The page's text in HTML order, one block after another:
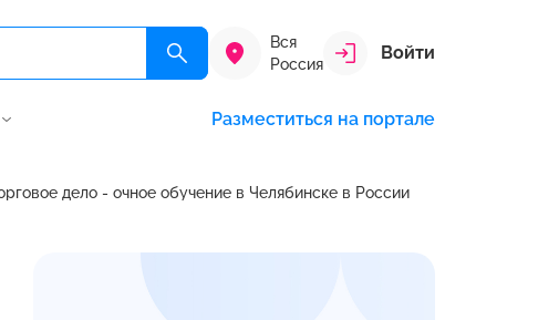
Вся
Россия
Войти
Разместиться на портале
дело - очное обучение в Челябинске в России